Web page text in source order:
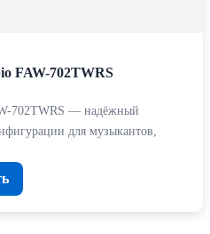
FAW-702TWRS
702TWRS — надёжный
для музыкантов,